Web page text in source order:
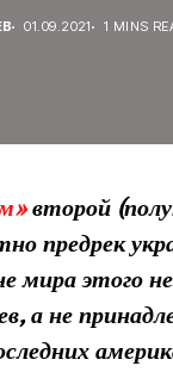
01.09.2021 1 MINS
второй
предрек
мира этого
а не